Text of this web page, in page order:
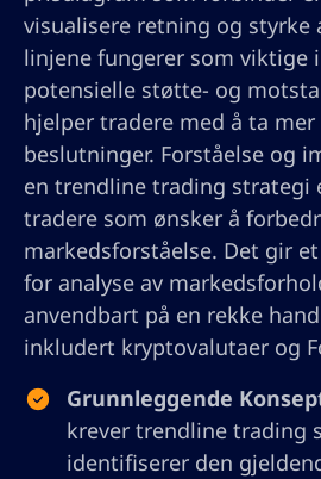
visualisere retning og styrke
linjene fungerer som viktige
potensielle støtte- og
hjelper tradere med å ta
beslutninger. Forståelse og
en trendline trading strategi
tradere som ønsker å
markedsforståelse. Det gir
for analyse av
anvendbart på en rekke
inkludert kryptovalutaer og
Grunnleggende
krever trendline trading
identifiserer den